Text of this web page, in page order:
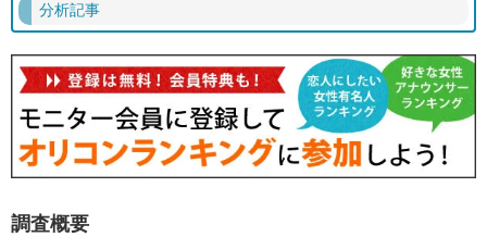
分析記事
調査概要